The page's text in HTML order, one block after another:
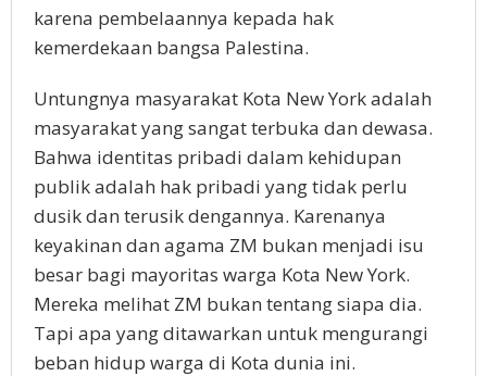
karena pembelaannya kepada hak
kemerdekaan bangsa Palestina.
Untungnya masyarakat Kota New York adalah
masyarakat yang sangat terbuka dan dewasa.
Bahwa identitas pribadi dalam kehidupan
publik adalah hak pribadi yang tidak perlu
dusik dan terusik dengannya. Karenanya
keyakinan dan agama ZM bukan menjadi isu
besar bagi mayoritas warga Kota New York.
Mereka melihat ZM bukan tentang siapa dia.
Tapi apa yang ditawarkan untuk mengurangi
beban hidup warga di Kota dunia ini.